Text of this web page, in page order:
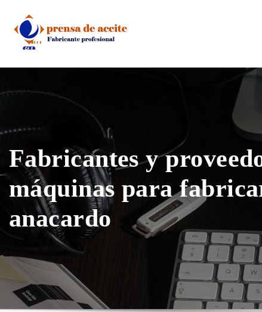
content
Fabricantes y
máquinas para
anacardo